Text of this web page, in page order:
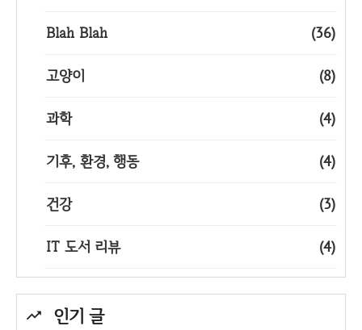
Blah Blah (36)
고양이 (8)
과학 (4)
기후, 환경, 행동 (4)
건강 (3)
IT 도서 리뷰 (4)
인기 글